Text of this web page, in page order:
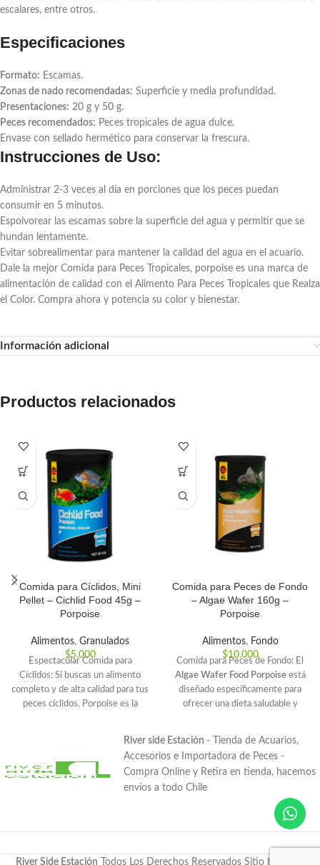
escalares, entre otros.
Especificaciones
Formato: Escamas.
Zonas de nado recomendadas: Superficie y media profundidad.
Presentaciones: 20 g y 50 g.
Peces recomendados: Peces tropicales de agua dulce.
Envase con sellado hermético para conservar la frescura.
Instrucciones de Uso:
Administrar 2-3 veces al día en porciones que los peces puedan
consumir en 5 minutos.
Espolvorear las escamas sobre la superficie del agua y permitir que se
hundan lentamente.
Evitar sobrealimentar para mantener la calidad del agua en el acuario.
Dale la mejor Comida para Peces Tropicales, porpoise es una marca de
alimentación de calidad con el Alimento Para Peces Tropicales que Realza
el Color. Compra ahora y potencia su color y bienestar.
Información adicional
Productos relacionados
Comida para Cíclidos, Mini
Pellet – Cichlid Food 45g –
Porpoise
Alimentos, Granulados
$5.000
Espectacular Comida para
Cíclidos: Si buscas un alimento
completo y de alta calidad para tus
peces cíclidos, Porpoise es la
coloración y la vitalidad de los
peces, asegurando un entorno
equilibrado en el acuario.
Comida para Peces de Fondo
– Algae Wafer 160g –
Porpoise
Alimentos, Fondo
$10.000
Comida para Peces de Fondo: El
Algae Wafer Food Porpoiseestá
diseñado específicamente para
ofrecer una dieta saludable y
dulce y de estanque.
River side Estación - Tienda de Acuarios,
Accesorios e Importadora de Peces -
Compra Online y Retira en tienda, hacemos
envíos a todo Chile
River Side Estación Todos Los Derechos Reservados Sitio by